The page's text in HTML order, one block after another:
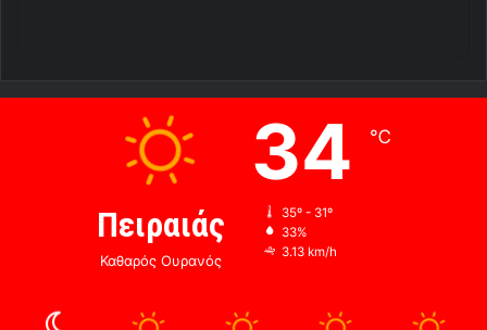
Πειραιάς
Καθαρός Ουρανός
34 ℃
35º - 31º
33%
3.13 km/h